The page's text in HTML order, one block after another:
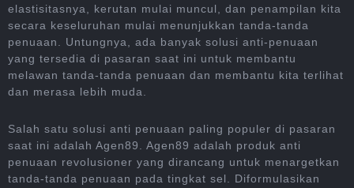
elastisitasnya, kerutan mulai muncul, dan penampilan kita
secara keseluruhan mulai menunjukkan tanda-tanda
penuaan. Untungnya, ada banyak solusi anti-penuaan
yang tersedia di pasaran saat ini untuk membantu
melawan tanda-tanda penuaan dan membantu kita terlihat
dan merasa lebih muda.
Salah satu solusi anti penuaan paling populer di pasaran
saat ini adalah Agen89. Agen89 adalah produk anti
penuaan revolusioner yang dirancang untuk menargetkan
tanda-tanda penuaan pada tingkat sel. Diformulasikan